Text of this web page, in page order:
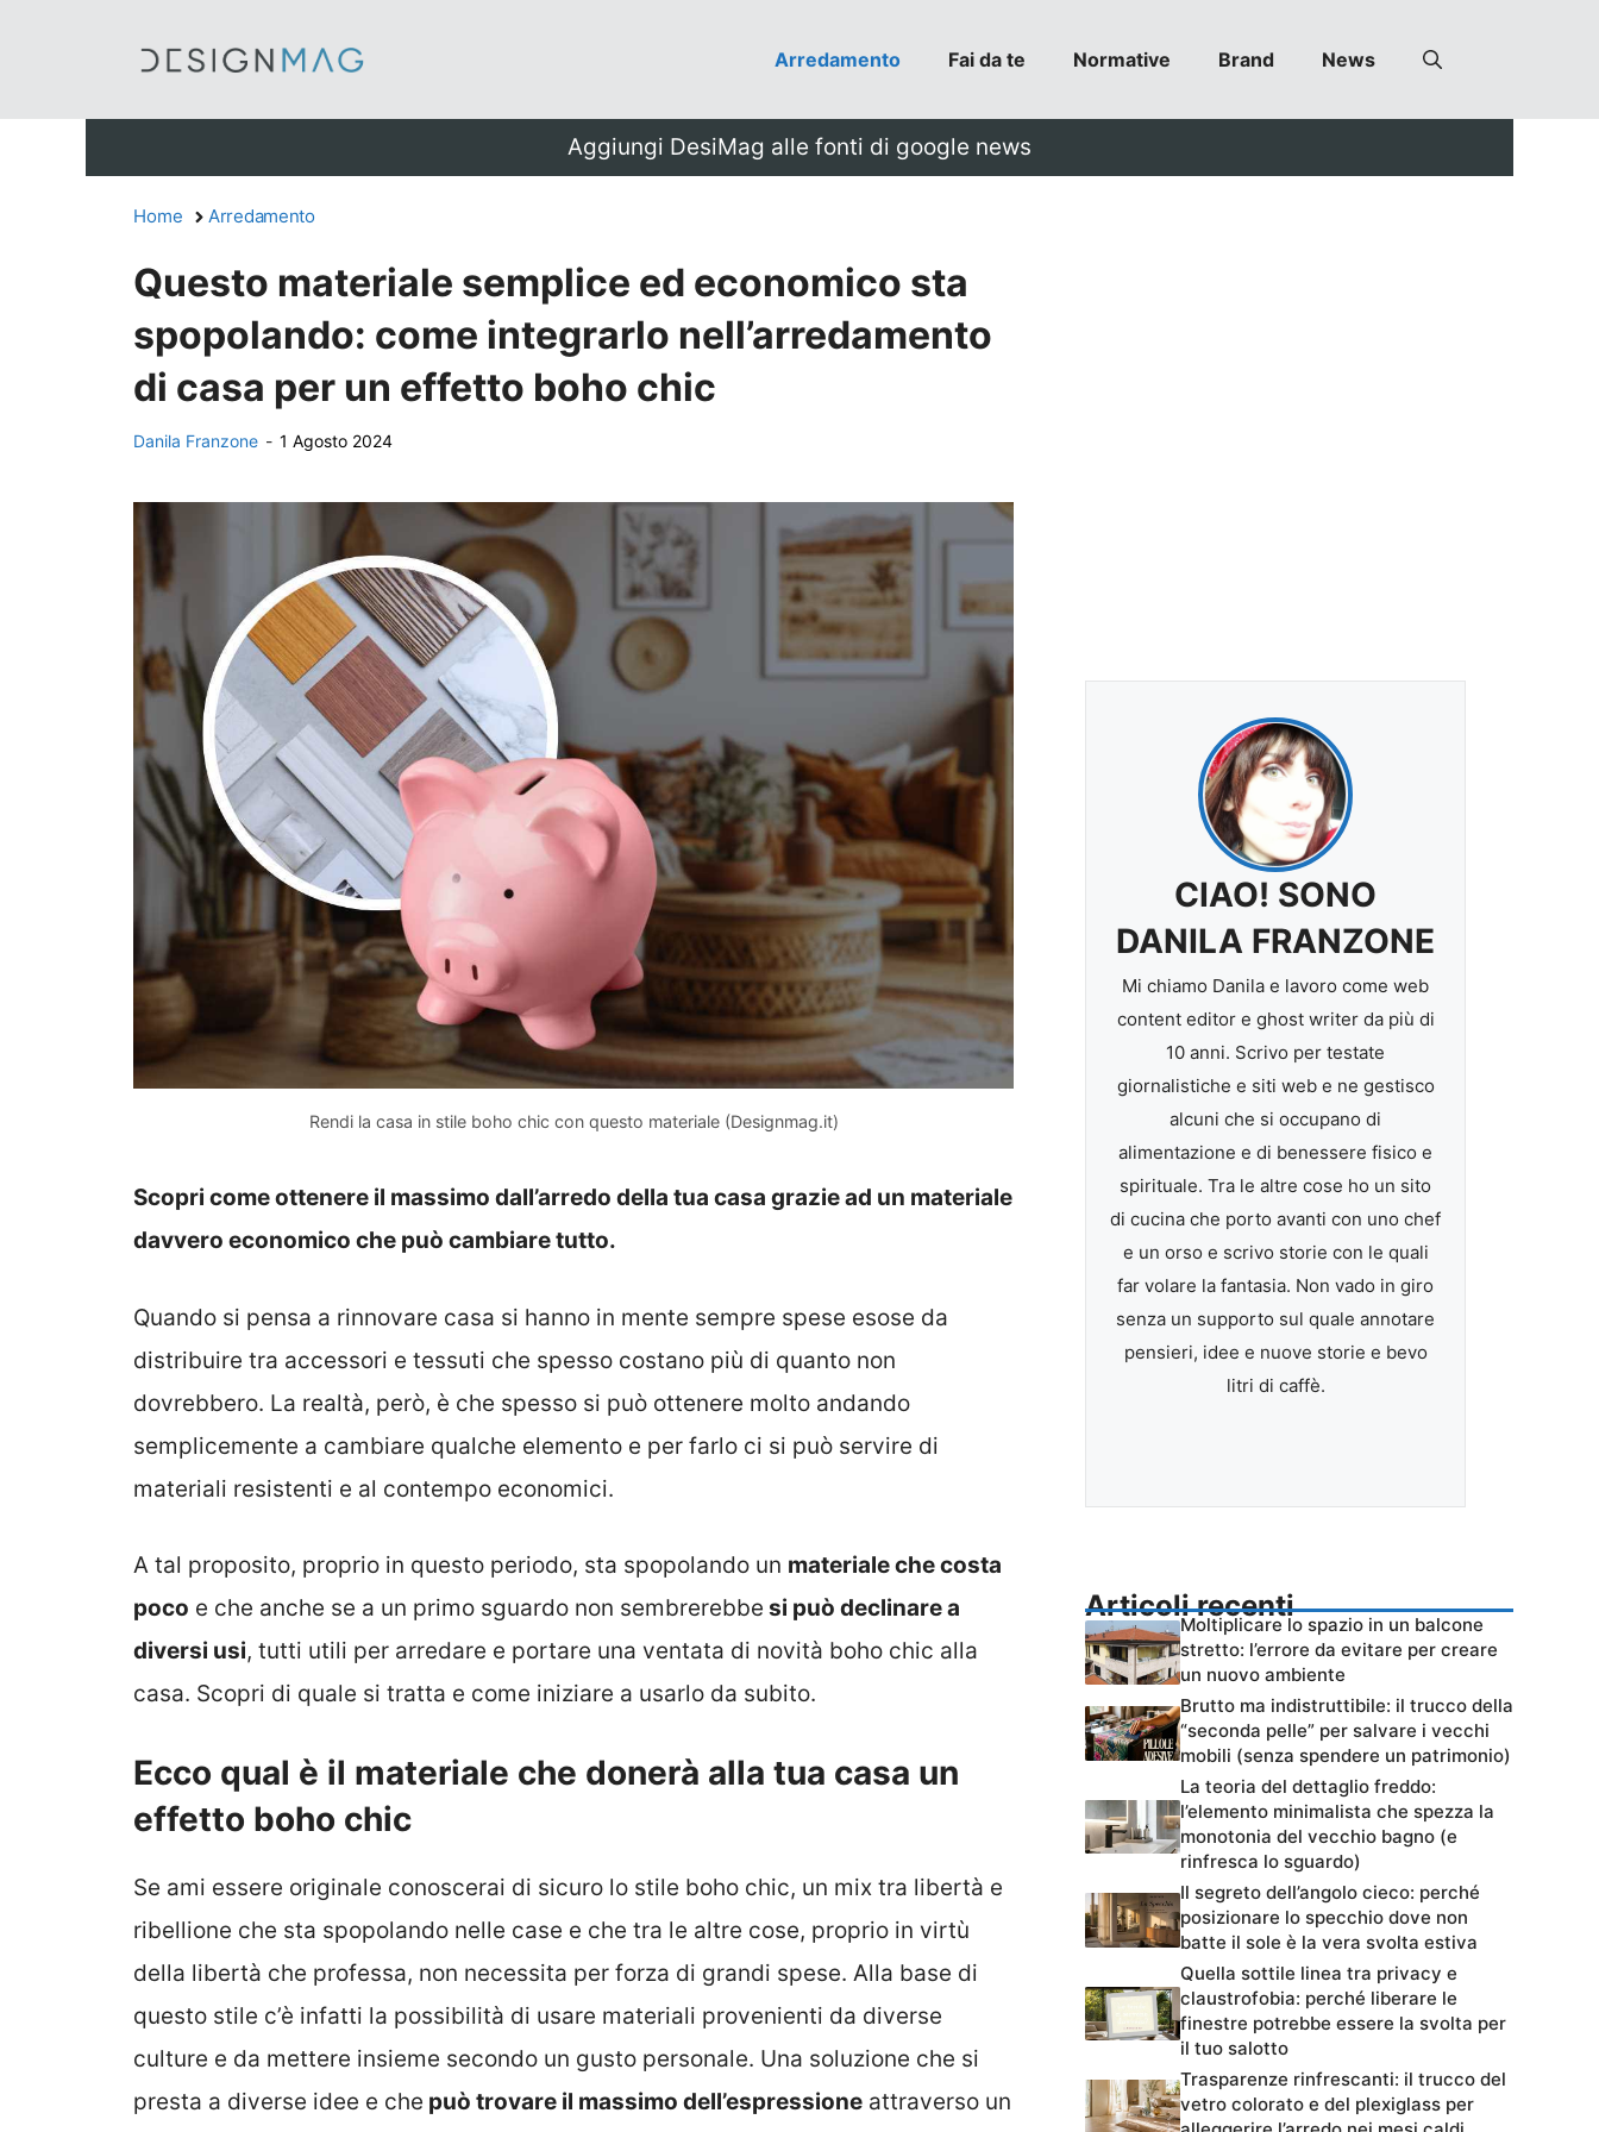
Arredamento Fai da te Normative Brand News
Aggiungi DesiMag alle fonti di google news
Home Arredamento
Questo materiale semplice ed economico sta
spopolando: come integrarlo nell’arredamento
di casa per un effetto boho chic
Danila Franzone - 1 Agosto 2024
Rendi la casa in stile boho chic con questo materiale (Designmag.it)
Scopri come ottenere il massimo dall’arredo della tua casa grazie ad un materiale
davvero economico che può cambiare tutto.
Quando si pensa a rinnovare casa si hanno in mente sempre spese esose da
distribuire tra accessori e tessuti che spesso costano più di quanto non
dovrebbero. La realtà, però, è che spesso si può ottenere molto andando
semplicemente a cambiare qualche elemento e per farlo ci si può servire di
materiali resistenti e al contempo economici.
A tal proposito, proprio in questo periodo, sta spopolando un materiale che costa
poco e che anche se a un primo sguardo non sembrerebbe si può declinare a
diversi usi, tutti utili per arredare e portare una ventata di novità boho chic alla
casa. Scopri di quale si tratta e come iniziare a usarlo da subito.
Ecco qual è il materiale che donerà alla tua casa un
effetto boho chic
Se ami essere originale conoscerai di sicuro lo stile boho chic, un mix tra libertà e
ribellione che sta spopolando nelle case e che tra le altre cose, proprio in virtù
della libertà che professa, non necessita per forza di grandi spese. Alla base di
questo stile c’è infatti la possibilità di usare materiali provenienti da diverse
culture e da mettere insieme secondo un gusto personale. Una soluzione che si
presta a diverse idee e che può trovare il massimo dell’espressione attraverso un
CIAO! SONO
DANILA FRANZONE
Mi chiamo Danila e lavoro come web
content editor e ghost writer da più di
10 anni. Scrivo per testate
giornalistiche e siti web e ne gestisco
alcuni che si occupano di
alimentazione e di benessere fisico e
spirituale. Tra le altre cose ho un sito
di cucina che porto avanti con uno chef
e un orso e scrivo storie con le quali
far volare la fantasia. Non vado in giro
senza un supporto sul quale annotare
pensieri, idee e nuove storie e bevo
litri di caffè.
Articoli recenti
Moltiplicare lo spazio in un balcone
stretto: l’errore da evitare per creare
un nuovo ambiente
Brutto ma indistruttibile: il trucco della
“seconda pelle” per salvare i vecchi
mobili (senza spendere un patrimonio)
La teoria del dettaglio freddo:
l’elemento minimalista che spezza la
monotonia del vecchio bagno (e
rinfresca lo sguardo)
Il segreto dell’angolo cieco: perché
posizionare lo specchio dove non
batte il sole è la vera svolta estiva
Quella sottile linea tra privacy e
claustrofobia: perché liberare le
finestre potrebbe essere la svolta per
il tuo salotto
Trasparenze rinfrescanti: il trucco del
vetro colorato e del plexiglass per